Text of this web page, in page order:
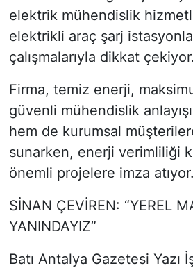
elektrik mühendislik
elektrikli araç şarj
çalışmalarıyla dikkat çekiyor.
Firma, temiz enerji,
güvenli mühendislik
hem de kurumsal
sunarken, enerji verimliliği
önemli projelere imza atıyor.
SİNAN ÇEVİREN: “YEREL
YANINDAYIZ”
Batı Antalya Gazetesi Yazı